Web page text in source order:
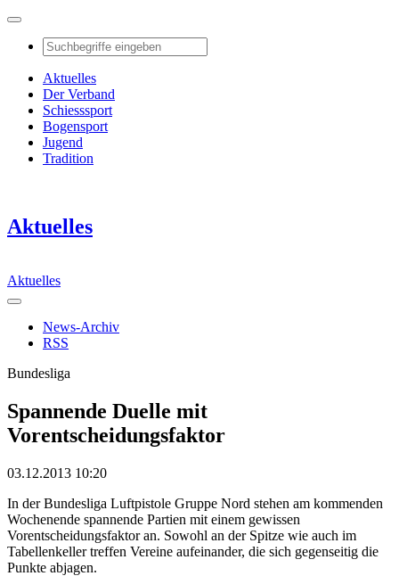
Aktuelles
Der Verband
Schiesssport
Bogensport
Jugend
Tradition
Aktuelles
Aktuelles
News-Archiv
RSS
Bundesliga
Spannende Duelle mit
Vorentscheidungsfaktor
03.12.2013 10:20
In der Bundesliga Luftpistole Gruppe Nord stehen am kommenden
Wochenende spannende Partien mit einem gewissen
Vorentscheidungsfaktor an. Sowohl an der Spitze wie auch im
Tabellenkeller treffen Vereine aufeinander, die sich gegenseitig die
Punkte abjagen.